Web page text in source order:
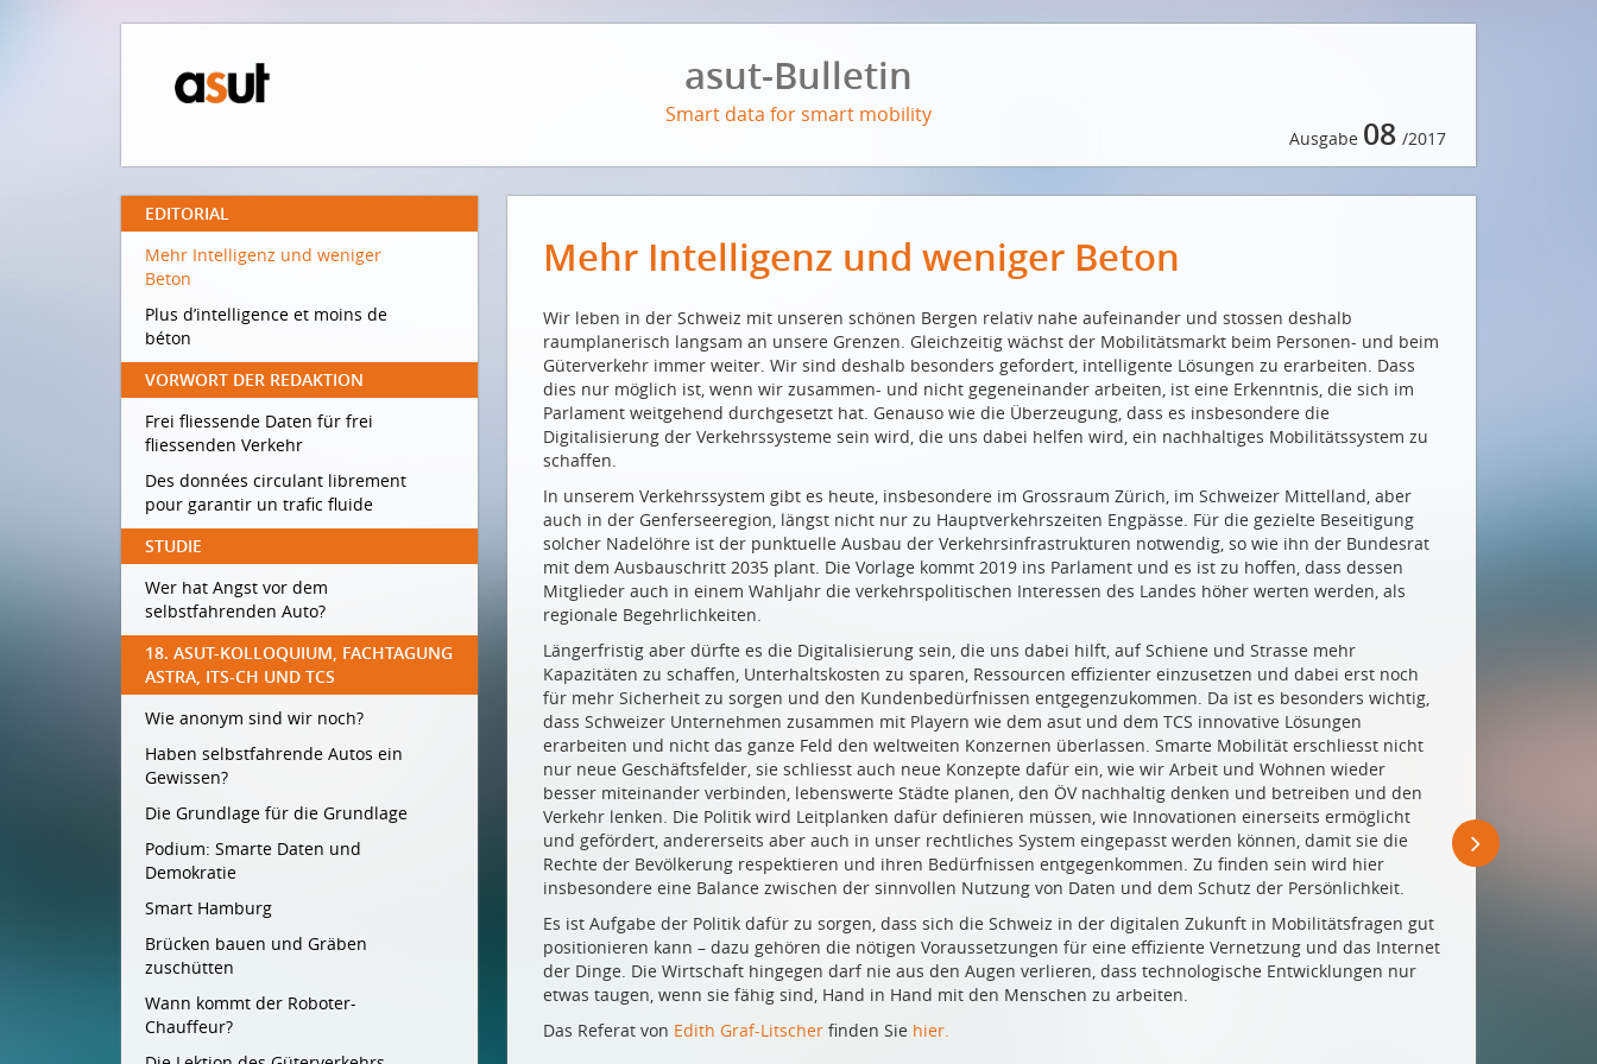
asut-Bulletin
Smart data for smart mobility
Ausgabe 08 /2017
EDITORIAL
Mehr Intelligenz und weniger
Beton
Plus d’intelligence et moins de
béton
VORWORT DER REDAKTION
Frei fliessende Daten für frei
fliessenden Verkehr
Des données circulant librement
pour garantir un trafic fluide
STUDIE
Wer hat Angst vor dem
selbstfahrenden Auto?
18. ASUT-KOLLOQUIUM, FACHTAGUNG
ASTRA, ITS-CH UND TCS
Wie anonym sind wir noch?
Haben selbstfahrende Autos ein
Gewissen?
Die Grundlage für die Grundlage
Podium: Smarte Daten und
Demokratie
Smart Hamburg
Brücken bauen und Gräben
zuschütten
Wann kommt der Roboter-
Chauffeur?
Mehr Intelligenz und weniger Beton
Wir leben in der Schweiz mit unseren schönen Bergen relativ nahe aufeinander und stossen deshalb
raumplanerisch langsam an unsere Grenzen. Gleichzeitig wächst der Mobilitätsmarkt beim Personen- und beim
Güterverkehr immer weiter. Wir sind deshalb besonders gefordert, intelligente Lösungen zu erarbeiten. Dass
dies nur möglich ist, wenn wir zusammen- und nicht gegeneinander arbeiten, ist eine Erkenntnis, die sich im
Parlament weitgehend durchgesetzt hat. Genauso wie die Überzeugung, dass es insbesondere die
Digitalisierung der Verkehrssysteme sein wird, die uns dabei helfen wird, ein nachhaltiges Mobilitätssystem zu
schaffen.
In unserem Verkehrssystem gibt es heute, insbesondere im Grossraum Zürich, im Schweizer Mittelland, aber
auch in der Genferseeregion, längst nicht nur zu Hauptverkehrszeiten Engpässe. Für die gezielte Beseitigung
solcher Nadelöhre ist der punktuelle Ausbau der Verkehrsinfrastrukturen notwendig, so wie ihn der Bundesrat
mit dem Ausbauschritt 2035 plant. Die Vorlage kommt 2019 ins Parlament und es ist zu hoffen, dass dessen
Mitglieder auch in einem Wahljahr die verkehrspolitischen Interessen des Landes höher werten werden, als
regionale Begehrlichkeiten.
Längerfristig aber dürfte es die Digitalisierung sein, die uns dabei hilft, auf Schiene und Strasse mehr
Kapazitäten zu schaffen, Unterhaltskosten zu sparen, Ressourcen effizienter einzusetzen und dabei erst noch
für mehr Sicherheit zu sorgen und den Kundenbedürfnissen entgegenzukommen. Da ist es besonders wichtig,
dass Schweizer Unternehmen zusammen mit Playern wie dem asut und dem TCS innovative Lösungen
erarbeiten und nicht das ganze Feld den weltweiten Konzernen überlassen. Smarte Mobilität erschliesst nicht
nur neue Geschäftsfelder, sie schliesst auch neue Konzepte dafür ein, wie wir Arbeit und Wohnen wieder
besser miteinander verbinden, lebenswerte Städte planen, den ÖV nachhaltig denken und betreiben und den
Verkehr lenken. Die Politik wird Leitplanken dafür definieren müssen, wie Innovationen einerseits ermöglicht
und gefördert, andererseits aber auch in unser rechtliches System eingepasst werden können, damit sie die
Rechte der Bevölkerung respektieren und ihren Bedürfnissen entgegenkommen. Zu finden sein wird hier
insbesondere eine Balance zwischen der sinnvollen Nutzung von Daten und dem Schutz der Persönlichkeit.
Es ist Aufgabe der Politik dafür zu sorgen, dass sich die Schweiz in der digitalen Zukunft in Mobilitätsfragen gut
positionieren kann – dazu gehören die nötigen Voraussetzungen für eine effiziente Vernetzung und das Internet
der Dinge. Die Wirtschaft hingegen darf nie aus den Augen verlieren, dass technologische Entwicklungen nur
etwas taugen, wenn sie fähig sind, Hand in Hand mit den Menschen zu arbeiten.
Das Referat von Edith Graf-Litscher finden Sie hier.